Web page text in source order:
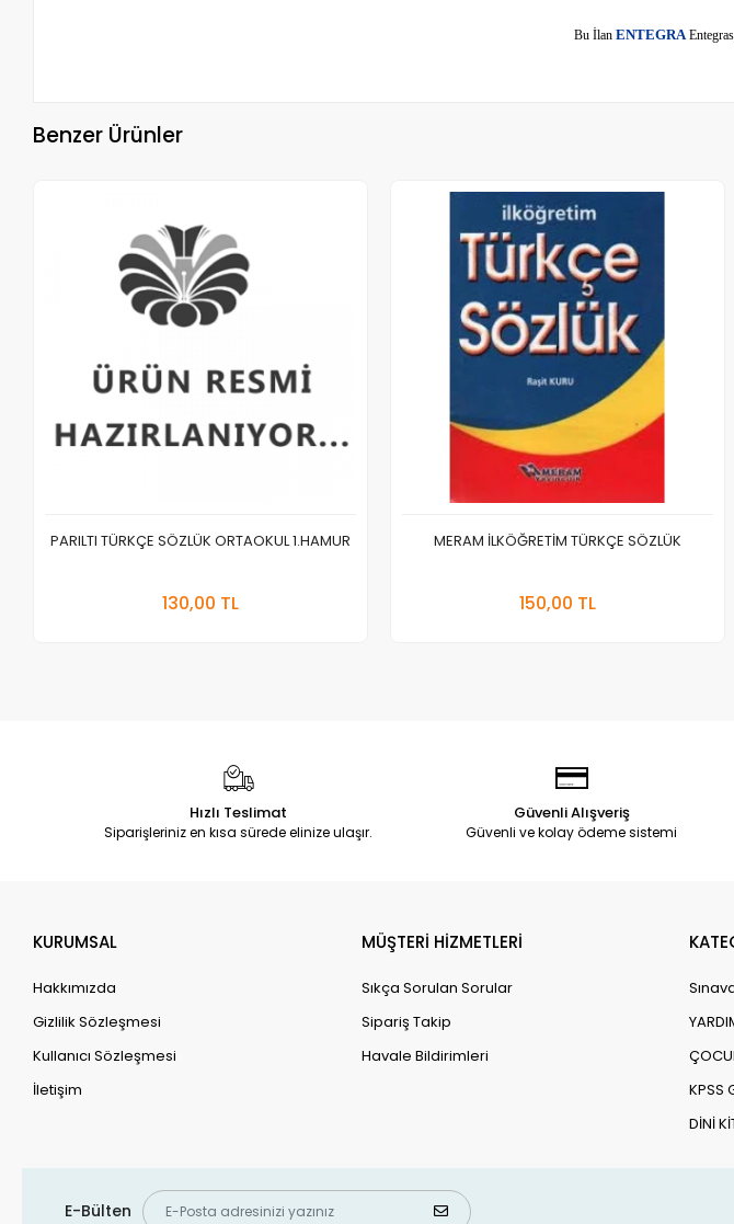
Bu İlanENTEGRA
Benzer Ürünler
PARILTI TÜRKÇE SÖZLÜK ORTAOKUL 1.HAMUR
130,00 TL
MERAM İLKÖĞRETİM TÜRKÇE SÖZLÜK
150,00 TL
Hızlı Teslimat
Siparişleriniz en kısa sürede elinize ulaşır.
Güvenli Alışveriş
Güvenli ve kolay ödeme sistemi
KURUMSAL
Hakkımızda
Gizlilik Sözleşmesi
Kullanıcı Sözleşmesi
İletişim
MÜŞTERİ HİZMETLERİ
Sıkça Sorulan Sorular
Sipariş Takip
Havale Bildirimleri
KPSS
DİNİ
E-Bülten